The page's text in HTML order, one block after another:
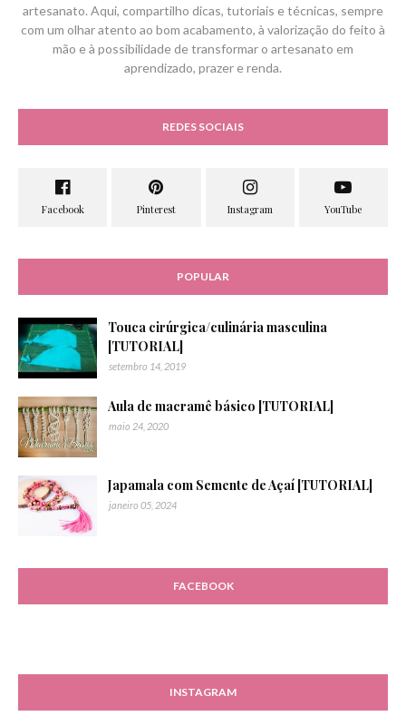
artesanato. Aqui, compartilho dicas, tutoriais e técnicas, sempre
com um olhar atento ao bom acabamento, à valorização do feito à
mão e à possibilidade de transformar o artesanato em
aprendizado, prazer e renda.
REDES SOCIAIS
POPULAR
Touca cirúrgica/culinária masculina
[TUTORIAL]
setembro 14, 2019
Aula de macramê básico [TUTORIAL]
maio 24, 2020
Japamala com Semente de Açaí [TUTORIAL]
janeiro 05, 2024
FACEBOOK
INSTAGRAM